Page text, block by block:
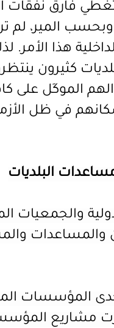
فارق نفقات
المير، لم
هذا الأمر.
كثيرون
الهم الموكَل
في ظل
البلديات
والجمعيات
والمساعدات
المؤسسات
مشاريع